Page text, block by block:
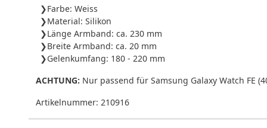
Farbe: Weiss
Material: Silikon
Länge Armband: ca. 230 mm
Breite Armband: ca. 20 mm
Gelenkumfang: 180 - 220 mm
ACHTUNG: Nur passend für Samsung Galaxy Watch FE
Artikelnummer: 210916